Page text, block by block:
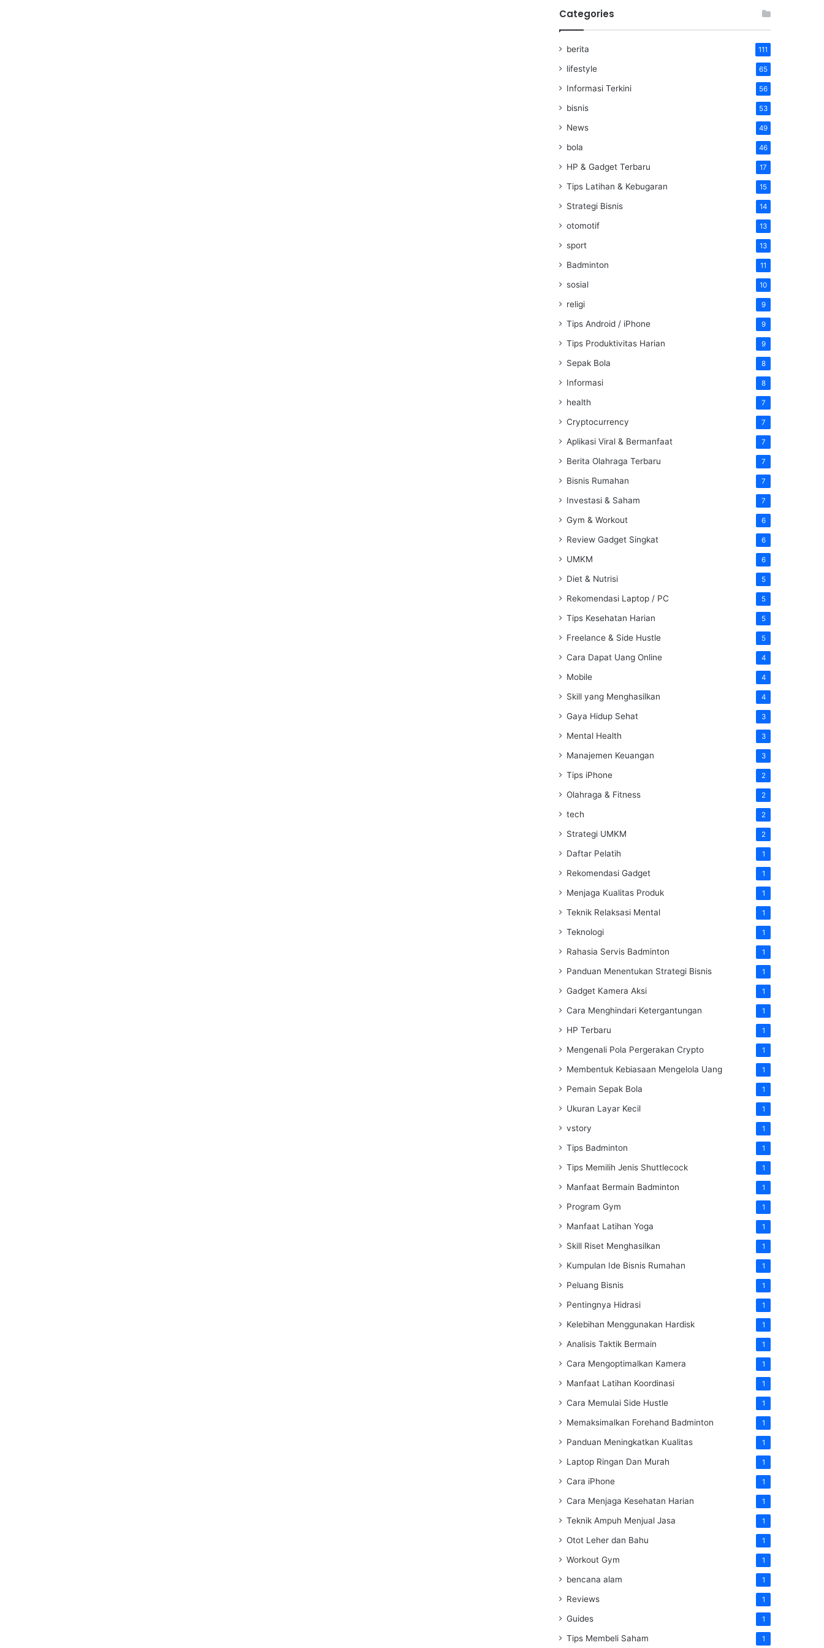
Categories
berita 111
lifestyle 65
Informasi Terkini 56
bisnis 53
News 49
bola 46
HP & Gadget Terbaru 17
Tips Latihan & Kebugaran 15
Strategi Bisnis 14
otomotif 13
sport 13
Badminton 11
sosial 10
religi 9
Tips Android / iPhone 9
Tips Produktivitas Harian 9
Sepak Bola 8
Informasi 8
health 7
Cryptocurrency 7
Aplikasi Viral & Bermanfaat 7
Berita Olahraga Terbaru 7
Bisnis Rumahan 7
Investasi & Saham 7
Gym & Workout 6
Review Gadget Singkat 6
UMKM 6
Diet & Nutrisi 5
Rekomendasi Laptop / PC 5
Tips Kesehatan Harian 5
Freelance & Side Hustle 5
Cara Dapat Uang Online 4
Mobile 4
Skill yang Menghasilkan 4
Gaya Hidup Sehat 3
Mental Health 3
Manajemen Keuangan 3
Tips iPhone 2
Olahraga & Fitness 2
tech 2
Strategi UMKM 2
Daftar Pelatih 1
Rekomendasi Gadget 1
Menjaga Kualitas Produk 1
Teknik Relaksasi Mental 1
Teknologi 1
Rahasia Servis Badminton 1
Panduan Menentukan Strategi Bisnis 1
Gadget Kamera Aksi 1
Cara Menghindari Ketergantungan 1
HP Terbaru 1
Mengenali Pola Pergerakan Crypto 1
Membentuk Kebiasaan Mengelola Uang 1
Pemain Sepak Bola 1
Ukuran Layar Kecil 1
vstory 1
Tips Badminton 1
Tips Memilih Jenis Shuttlecock 1
Manfaat Bermain Badminton 1
Program Gym 1
Manfaat Latihan Yoga 1
Skill Riset Menghasilkan 1
Kumpulan Ide Bisnis Rumahan 1
Peluang Bisnis 1
Pentingnya Hidrasi 1
Kelebihan Menggunakan Hardisk 1
Analisis Taktik Bermain 1
Cara Mengoptimalkan Kamera 1
Manfaat Latihan Koordinasi 1
Cara Memulai Side Hustle 1
Memaksimalkan Forehand Badminton 1
Panduan Meningkatkan Kualitas 1
Laptop Ringan Dan Murah 1
Cara iPhone 1
Cara Menjaga Kesehatan Harian 1
Teknik Ampuh Menjual Jasa 1
Otot Leher dan Bahu 1
Workout Gym 1
bencana alam 1
Reviews 1
Guides 1
Tips Membeli Saham 1